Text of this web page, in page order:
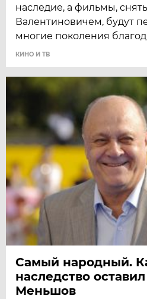
наследие, а фильмы,
Валентиновичем, будут
многие поколения
КИНО И ТВ
Самый народный.
наследство
Меньшов